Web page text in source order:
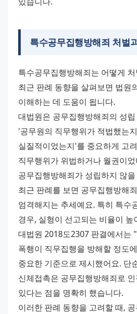
특수공무집행방해죄 처벌
특수공무집행방해죄는 어떻게
최근 판례 동향을 살펴보면 법원
이해하는 데 도움이 됩니다.
대법원은 공무집행방해죄의 성
'공무원의 직무행위가 적법했는
실질적이었는지'를 중요하게 고
직무행위가 위법하거나 월권이었
공무집행방해죄가 성립하지 않
최근 판례를 보면 공무집행방해
엄격해지는 추세예요. 특히 특수
경우, 실형이 선고되는 비율이 높
대법원 2018도2307 판결에서는
폭행이 직무집행을 방해할 정도
중요한 기준으로 제시했어요. 단
신체접촉은 공무집행방해죄로
있다는 점을 명확히 했습니다.
이러한 판례 동향을 고려할 때,